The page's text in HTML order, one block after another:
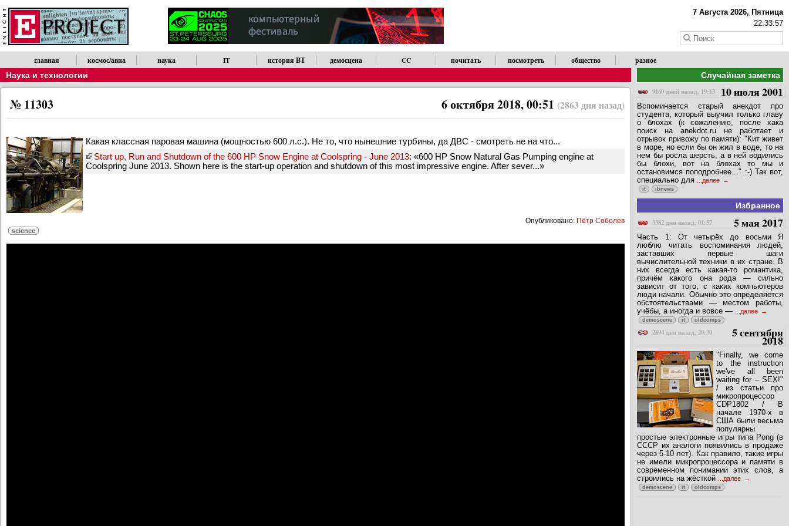
7 Августа 2026, Пятница
22:33:57
главная космос/авиа наука IT история ВТ демосцена CC почитать посмотреть общество разное
Наука и технологии
6 октября 2018, 00:51 (2863 дня назад)
№ 11303
Какая классная паровая машина (мощностью 600 л.с.). Не то, что нынешние турбины, да ДВС - смотреть не на что...
Start up, Run and Shutdown of the 600 HP Snow Engine at Coolspring - June 2013: «600 HP Snow Natural Gas Pumping engine at
Coolspring June 2013. Shown here is the start-up operation and shutdown of this most impressive engine. After sever...»
Опубликовано: Пётр Соболев
science
Случайная заметка
9160 дней назад, 19:13
10 июля 2001
Вспоминается старый анекдот про
студента, который выучил только главу
о блохах (к сожалению, после хака
поиск на anekdot.ru не работает и
отрывок привожу по памяти): "Кит живет
в море, но если бы он жил в воде, то на
нем бы росла шерсть, а в ней водились
бы блохи, вот на блохах то мы и
остановимся поподробнее..." :-) Так вот,
специально для ...далее
it ibnews
Избранное
3382 дня назад, 01:57
5 мая 2017
Часть 1: От четырёх до восьми Я
люблю читать воспоминания людей,
заставших первые шаги
вычислительной техники в их стране. В
них всегда есть какая-то романтика,
причём какого она рода — сильно
зависит от того, с каких компьютеров
люди начали. Обычно это определяется
обстоятельствами — местом работы,
учёбы, а иногда и вовсе —
...далее
demoscene it oldcomps
2894 дня назад, 20:30 5 сентября
2018
"Finally, we come
to the instruction
we've all been
waiting for – SEX!"
/ из статьи про
микропроцессор
CDP1802 / В
начале 1970-х в
США были весьма
популярны
простые электронные игры типа Pong (в
СССР их аналоги появились в продаже
через 5-10 лет). Как правило, такие игры
не имели микропроцессора и памяти в
современном понимании этих слов, а
строились на жёсткой
...далее
demoscene it oldcomps